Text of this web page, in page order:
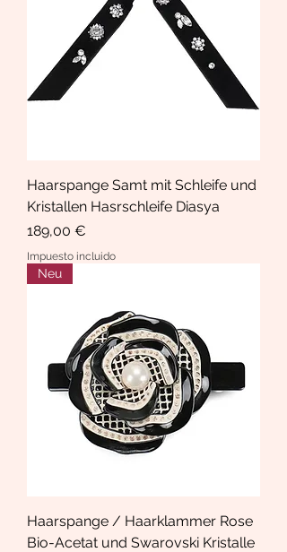
Haarspange Samt mit Schleife und
Kristallen Hasrschleife Diasya
Precio
189,00 €
Impuesto incluido
Neu
Haarspange / Haarklammer Rose
Bio-Acetat und Swarovski Kristalle